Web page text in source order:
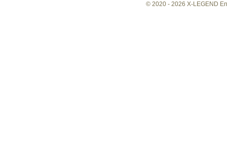
© 2020 - 2026 X-LEGEND